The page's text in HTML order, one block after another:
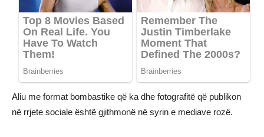
Aliu me format bombastike që ka dhe fotografitë që publikon
në rrjete sociale është gjithmonë në syrin e mediave rozë.